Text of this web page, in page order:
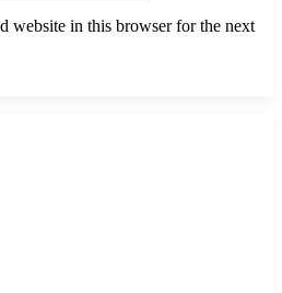
website in this browser for the next